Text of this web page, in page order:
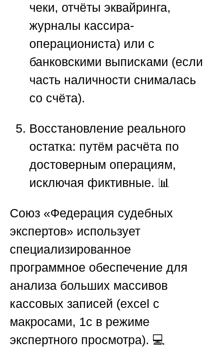
чеки, отчёты эквайринга,
журналы кассира-
операциониста) или с
банковскими выписками (если
часть наличности снималась
со счёта).
Восстановление реального
остатка: путём расчёта по
достоверным операциям,
исключая фиктивные. 📊
Союз «Федерация судебных
экспертов» использует
специализированное
программное обеспечение для
анализа больших массивов
кассовых записей (excel с
макросами, 1с в режиме
экспертного просмотра). 💻